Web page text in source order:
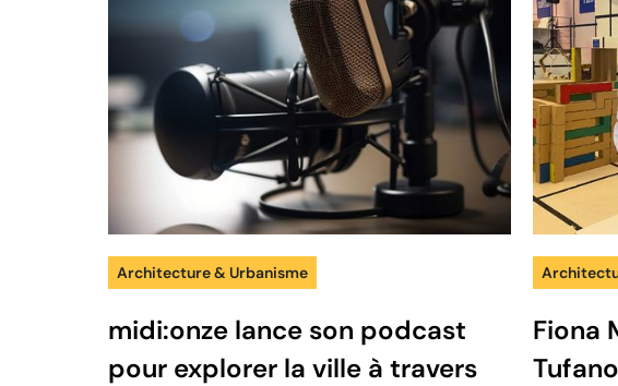
Architecture & Urbanisme
midi:onze lance son podcast
pour explorer la ville à travers
Fiona